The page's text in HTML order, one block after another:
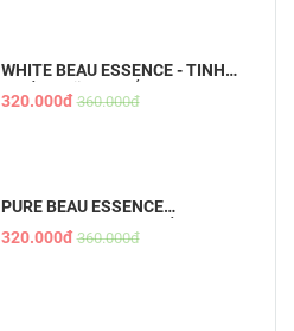
WHITE BEAU ESSENCE - TINH
CHẤT DƯỠNG TRẮNG DA MỜ
THÂM
320.000đ 360.000đ
PURE BEAU ESSENCE
PLACENTA - TINH CHẤT NHAU
THAI
320.000đ 360.000đ